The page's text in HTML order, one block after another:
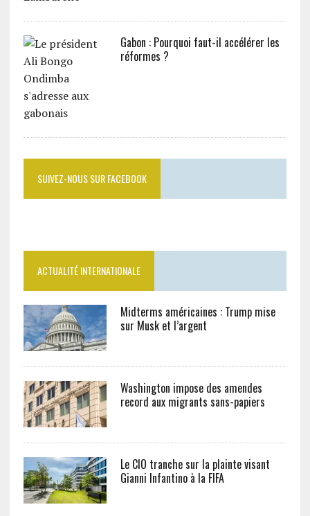
Gabon : Pourquoi faut-il accélérer les
réformes ?
SUIVEZ-NOUS SUR FACEBOOK
ACTUALITÉ INTERNATIONALE
Midterms américaines : Trump mise
sur Musk et l’argent
Washington impose des amendes
record aux migrants sans-papiers
Le CIO tranche sur la plainte visant
Gianni Infantino à la FIFA